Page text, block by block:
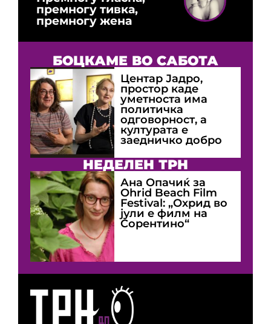
премногу тивка,
премногу жена
БОЦКАМЕ ВО САБОТА
Центар Јадро,
простор каде
уметноста има
политичка
одговорност, а
културата е
заедничко добро
НЕДЕЛЕН ТРН
Ана Опачиќ за
Оhrid Beach Film
Festival: „Охрид во
јули е филм на
Сорентино“